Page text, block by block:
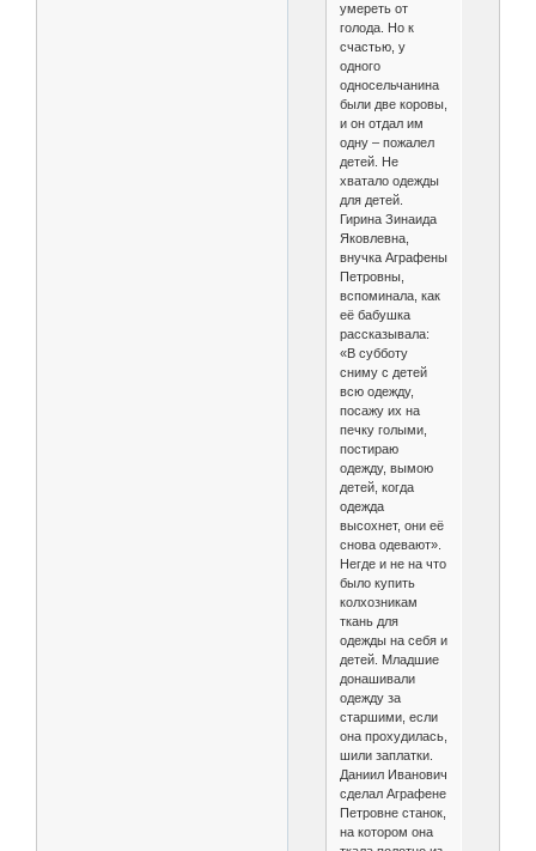
умереть от
голода. Но к
счастью, у
одного
односельчанина
были две коровы,
и он отдал им
одну – пожалел
детей. Не
хватало одежды
для детей.
Гирина Зинаида
Яковлевна,
внучка Аграфены
Петровны,
вспоминала, как
её бабушка
рассказывала:
«В субботу
сниму с детей
всю одежду,
посажу их на
печку голыми,
постираю
одежду, вымою
детей, когда
одежда
высохнет, они её
снова одевают».
Негде и не на что
было купить
колхозникам
ткань для
одежды на себя и
детей. Младшие
донашивали
одежду за
старшими, если
она прохудилась,
шили заплатки.
Даниил Иванович
сделал Аграфене
Петровне станок,
на котором она